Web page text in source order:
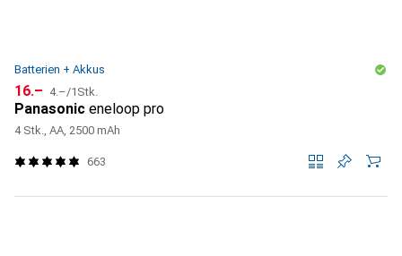
Batterien + Akkus
CHF
16.– CHF
4.–/1Stk.
Panasonic eneloop pro
4 Stk., AA, 2500 mAh
663